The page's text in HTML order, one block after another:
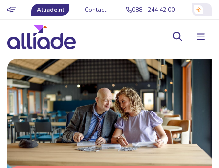
Alliade.nl Contact 088 - 244 42 00